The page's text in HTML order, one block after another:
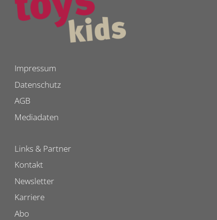
Impressum
Datenschutz
AGB
Mediadaten
Links & Partner
Kontakt
Newsletter
Karriere
Abo